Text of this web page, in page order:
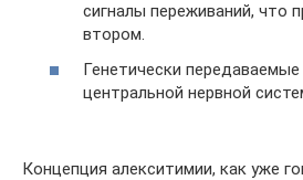
сигналы переживаний, что
втором.
Генетически
центральной нервной
Концепция алекситимии, как уже